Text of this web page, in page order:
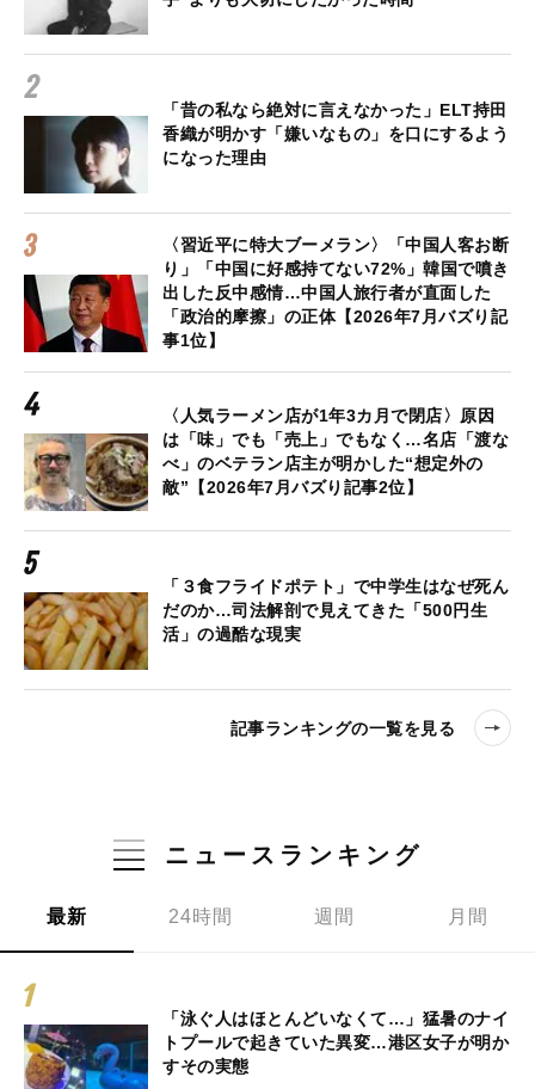
「昔の私なら絶対に言えなかった」ELT持田
香織が明かす「嫌いなもの」を口にするよう
になった理由
〈習近平に特大ブーメラン〉「中国人客お断
り」「中国に好感持てない72%」韓国で噴き
出した反中感情…中国人旅行者が直面した
「政治的摩擦」の正体【2026年7月バズり記
事1位】
〈人気ラーメン店が1年3カ月で閉店〉原因
は「味」でも「売上」でもなく…名店「渡な
べ」のベテラン店主が明かした“想定外の
敵”【2026年7月バズり記事2位】
「３食フライドポテト」で中学生はなぜ死ん
だのか…司法解剖で見えてきた「500円生
活」の過酷な現実
記事ランキングの一覧を見る
ニュースランキング
最新 24時間 週間 月間
「泳ぐ人はほとんどいなくて…」猛暑のナイ
トプールで起きていた異変…港区女子が明か
すその実態